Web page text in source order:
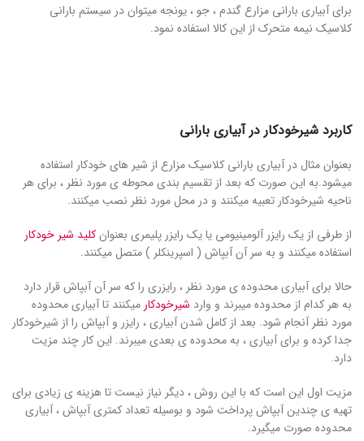
برای آبیاری بارانی مزارع گندم ، جو ، یونجه میتوان در سیستم بارانی
کلاسیک نیمه متحرک از این کالا استفاده نمود.
کاربرد شیرخودکار در آبیاری بارانی
بعنوان مثال در آبیاری بارانی کلاسیک مزارع از شیر های خودکار استفاده
میشود.به این صورت که بعد از تقسیم بندی محوطه ی مورد نظر ، برای هر
ناحیه شیرخودکار تعبیه میکنند و در محل مورد نظر نصب میکنند.
از طرفی از یک رایزر آلومینیومی یا یک رایزر پلیمری بعنوانکلید شیر خودکار
استفاده میکنند و به سر آن آبپاش ( اسپرینکلر ) متصل میکنند.
حالا برای آبیاری محدوده ی مورد نظر ، رایزری را که سر آن آبپاش قرار دارد
به هر کدام از محدوده میبرند و وارد شیرخودکار میکنند تا آبیاری محدوده
مورد نظر آنجام شود. بعد از کامل شدن آبیاری ، رایزر و آبپاش را از شیرخودکار
جدا کرده و برای آبیاری ، به محدوده ی بعدی میبرند. این کار چند مزیت
دارد.
مزیت اول این است که با این روش ، دیگر نیاز نیست تا هزینه ی زیادی برای
تهیه ی چندین آبپاش پرداخت شود و بوسیله تعداد کمتری آبپاش ، آبیاری
محدوده صورت میگیرد.